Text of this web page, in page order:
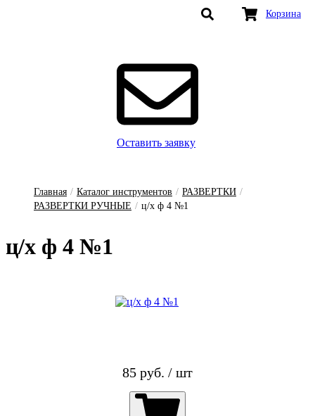
Корзина
Оставить заявку
Главная / Каталог инструментов / РАЗВЕРТКИ /
РАЗВЕРТКИ РУЧНЫЕ / ц/х ф 4 №1
ц/х ф 4 №1
85 руб. / шт